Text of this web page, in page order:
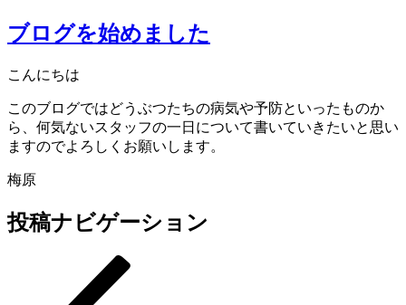
ブログを始めました
こんにちは
このブログではどうぶつたちの病気や予防といったものか
ら、何気ないスタッフの一日について書いていきたいと思い
ますのでよろしくお願いします。
梅原
投稿ナビゲーション